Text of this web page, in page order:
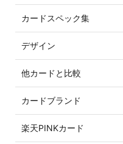
カードスペック集
デザイン
他カードと比較
カードブランド
楽天PINKカード